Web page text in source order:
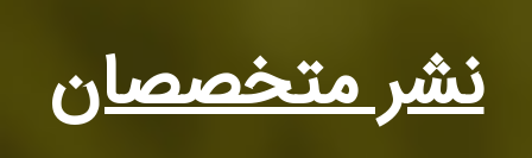
نشر متخصصان